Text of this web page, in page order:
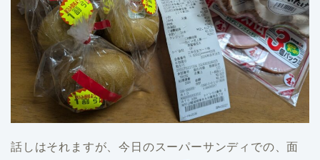
話しはそれますが、今日のスーパーサンディでの、面